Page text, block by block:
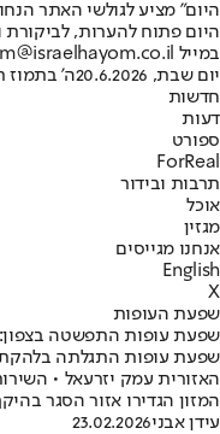
היום" מציע לגולשי האתר
היום פתוח להערות, לביקורת
במייל hayom@israelhayom.co.il.
יום שבת, 20.6.2026
ה' בתמוז
חדשות
דעות
ספורט
ForReal
תרבות ובידור
אוכל
מגזין
אנחנו מגייסים
English
X
שפעת העופות
שפעת עופות התפשטה בצפון: כ-8,000 תרנגולי הודו
שפעת עופות התגלתה בלהקת
האזורית עמק יזרעאל •
המזון הגדירו אזור הסגר בהיקף של 10 ק"מ
עידן אבני23.02.2026